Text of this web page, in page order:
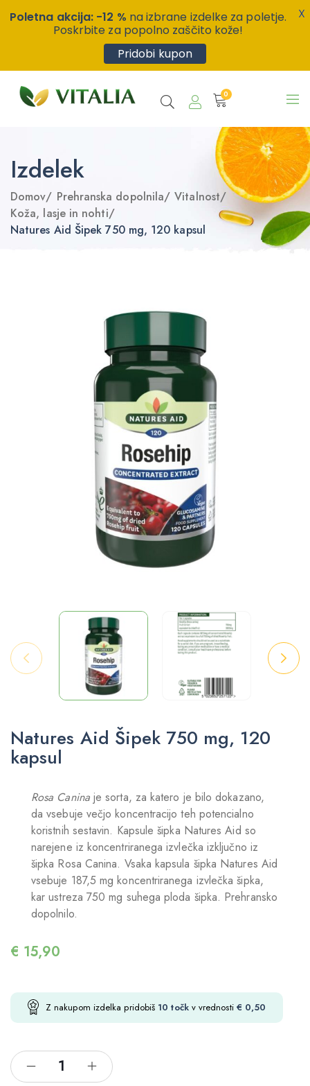
0
Izdelek
Domov/ Prehranska dopolnila/ Vitalnost/
Koža, lasje in nohti/
Natures Aid Šipek 750 mg, 120 kapsul
Natures Aid Šipek 750 mg, 120
kapsul
Rosa Caninaje sorta, za katero je bilo dokazano,
da vsebuje večjo koncentracijo teh potencialno
koristnih sestavin. Kapsule šipka Natures Aid so
narejene iz koncentriranega izvlečka izključno iz
šipka Rosa Canina. Vsaka kapsula šipka Natures Aid
vsebuje 187,5 mg koncentriranega izvlečka šipka,
kar ustreza 750 mg suhega ploda šipka. Prehransko
dopolnilo.
€ 15,90
Z nakupom izdelka pridobiš 10 točkv vrednosti € 0,50
Poletna akcija: -12 % na izbrane izdelke za poletje.
Poskrbite za popolno zaščito kože!
Pridobi kupon
X